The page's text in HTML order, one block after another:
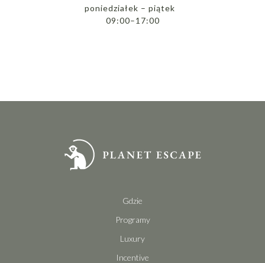
poniedziałek – piątek
09:00–17:00
Gdzie
Programy
Luxury
Incentive